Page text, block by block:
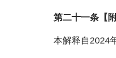
第二十一条【附
本解释自2024年